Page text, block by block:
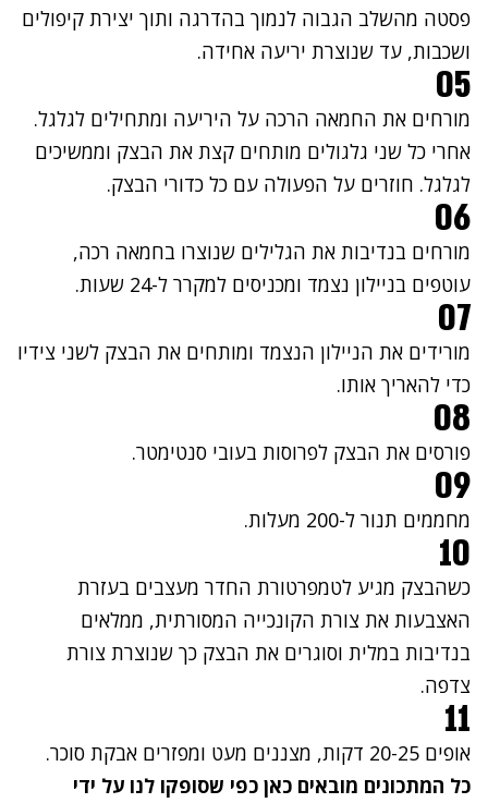
פסטה מהשלב הגבוה לנמוך בהדרגה ותוך יצירת קיפולים
ושכבות, עד שנוצרת יריעה אחידה.
05
מורחים את החמאה הרכה על היריעה ומתחילים לגלגל.
אחרי כל שני גלגולים מותחים קצת את הבצק וממשיכים
לגלגל. חוזרים על הפעולה עם כל כדורי הבצק.
06
מורחים בנדיבות את הגלילים שנוצרו בחמאה רכה,
עוטפים בניילון נצמד ומכניסים למקרר ל-24 שעות.
07
מורידים את הניילון הנצמד ומותחים את הבצק לשני צידיו
כדי להאריך אותו.
08
פורסים את הבצק לפרוסות בעובי סנטימטר.
09
מחממים תנור ל-200 מעלות.
10
כשהבצק מגיע לטמפרטורת החדר מעצבים בעזרת
האצבעות את צורת הקונכייה המסורתית, ממלאים
בנדיבות במלית וסוגרים את הבצק כך שנוצרת צורת
צדפה.
11
אופים 20-25 דקות, מצננים מעט ומפזרים אבקת סוכר.
כל המתכונים מובאים כאן כפי שסופקו לנו על ידי